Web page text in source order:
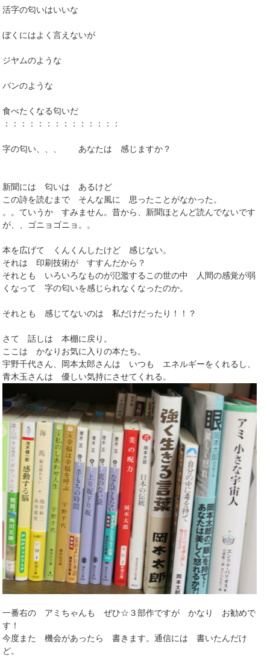
活字の匂いはいいな
ぼくにはよく言えないが
ジヤムのような
パンのような
食べたくなる匂いだ
：：：：：：：：：：：：：：
字の匂い、、、 あなたは 感じますか？
新聞には 匂いは あるけど
この詩を読むまで そんな風に 思ったことがなかった。
。。ていうか すみません。昔から、新聞ほとんど読んでないです
が、、ゴニョゴニョ。。
本を広げて くんくんしたけど 感じない。
それは 印刷技術が すすんだから？
それとも いろいろなものが氾濫するこの世の中 人間の感覚が弱
くなって 字の匂いを感じられなくなったのか。
それとも 感じてないのは 私だけだったり！！？
さて 話しは 本棚に戻り。
ここは かなりお気に入りの本たち。
宇野千代さん、岡本太郎さんは いつも エネルギーをくれるし、
青木玉さんは 優しい気持にさせてくれる。
一番右の アミちゃんも ぜひ☆３部作ですが かなり お勧めで
す！
今度また 機会があったら 書きます。通信には 書いたんだけ
ど。